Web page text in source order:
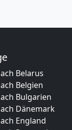
Belarus
Belgien
Bulgarien
Dänemark
England